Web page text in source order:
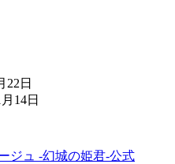
22日
14日
ジュ -幻城の姫君-公式